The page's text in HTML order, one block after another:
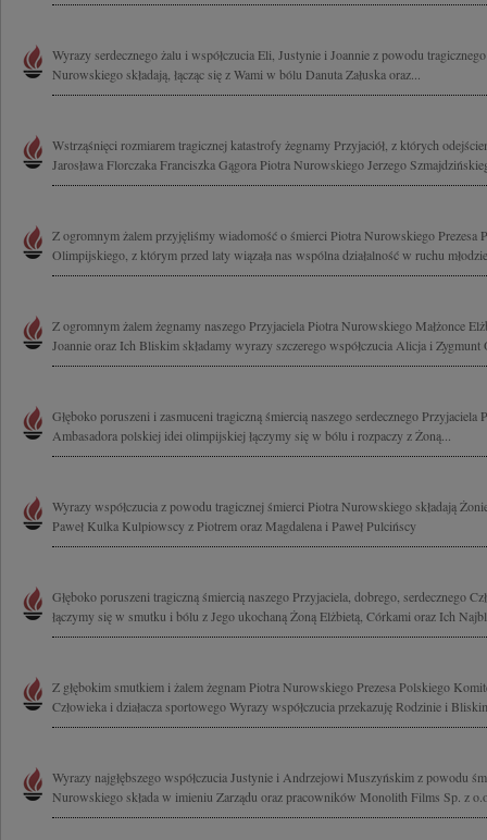
Wyrazy serdecznego żalu i współczucia Eli, Justynie i Joannie z powodu
Nurowskiego składają, łącząc się z Wami w bólu Danuta Załuska oraz...
Wstrząśnięci rozmiarem tragicznej katastrofy żegnamy Przyjaciół, z których
Jarosława Florczaka Franciszka Gągora Piotra Nurowskiego Jerzego
Z ogromnym żalem przyjęliśmy wiadomość o śmierci Piotra Nurowskiego Prezesa
Olimpijskiego, z którym przed laty wiązała nas wspólna działalność w ruchu
Z ogromnym żalem żegnamy naszego Przyjaciela Piotra Nurowskiego Małżonce
Joannie oraz Ich Bliskim składamy wyrazy szczerego współczucia Alicja i Zygmunt
Głęboko poruszeni i zasmuceni tragiczną śmiercią naszego serdecznego
Ambasadora polskiej idei olimpijskiej łączymy się w bólu i rozpaczy z Żoną...
Wyrazy współczucia z powodu tragicznej śmierci Piotra Nurowskiego składają
Paweł Kulka Kulpiowscy z Piotrem oraz Magdalena i Paweł Pulcińscy
Głęboko poruszeni tragiczną śmiercią naszego Przyjaciela, dobrego, serdecznego
łączymy się w smutku i bólu z Jego ukochaną Żoną Elżbietą, Córkami oraz Ich
Z głębokim smutkiem i żalem żegnam Piotra Nurowskiego Prezesa Polskiego
Człowieka i działacza sportowego Wyrazy współczucia przekazuję Rodzinie i
Wyrazy najgłębszego współczucia Justynie i Andrzejowi Muszyńskim z powodu
Nurowskiego składa w imieniu Zarządu oraz pracowników Monolith Films Sp. z